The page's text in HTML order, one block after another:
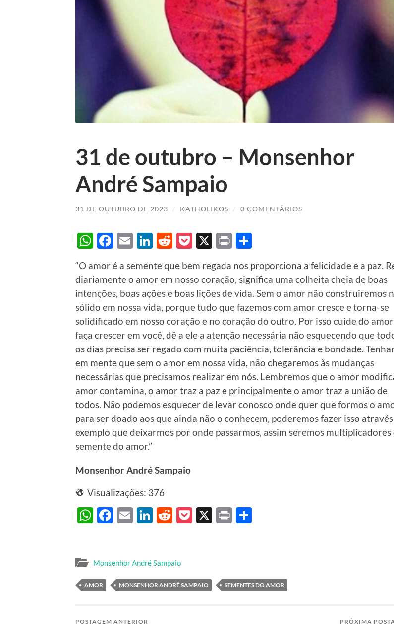
31 de outubro – Monsenhor
André Sampaio
31 DE OUTUBRO DE 2023 / KATHOLIKOS / 0 COMENTÁRIOS
WhatsApp
Facebook
EmailLinkedIn
Reddit
Pocket
X Print
“O amor é a semente que bem regada nos proporciona a felicidade e a paz.
diariamente o amor em nosso coração, significa uma colheita cheia de boas
intenções, boas ações e boas lições de vida. Sem o amor não construiremos
sólido em nossa vida, porque tudo que fazemos com amor cresce e torna-se
solidificado em nosso coração e no coração do outro. Por isso cuide do
faça crescer em você, dê a ele a atenção necessária não esquecendo que
os dias precisa ser regado com muita paciência, tolerância e bondade.
em mente que sem o amor em nossa vida, não chegaremos às mudanças
necessárias que precisamos realizar em nós. Lembremos que o amor
amor contamina, o amor traz a paz e principalmente o amor traz a união de
todos. Não podemos esquecer de levar conosco onde quer que formos o
para ser doado aos que ainda não o conhecem, poderemos fazer isso
exemplo que deixarmos por onde passarmos, assim seremos multiplicadores
semente do amor.”
Monsenhor André Sampaio
Visualizações: 376
WhatsApp
Facebook
EmailLinkedIn
Reddit
Pocket
X Print
Monsenhor André Sampaio
AMOR MONSENHOR ANDRÉ SAMPAIO SEMENTES DO AMOR
POSTAGEM ANTERIOR PRÓXIMA